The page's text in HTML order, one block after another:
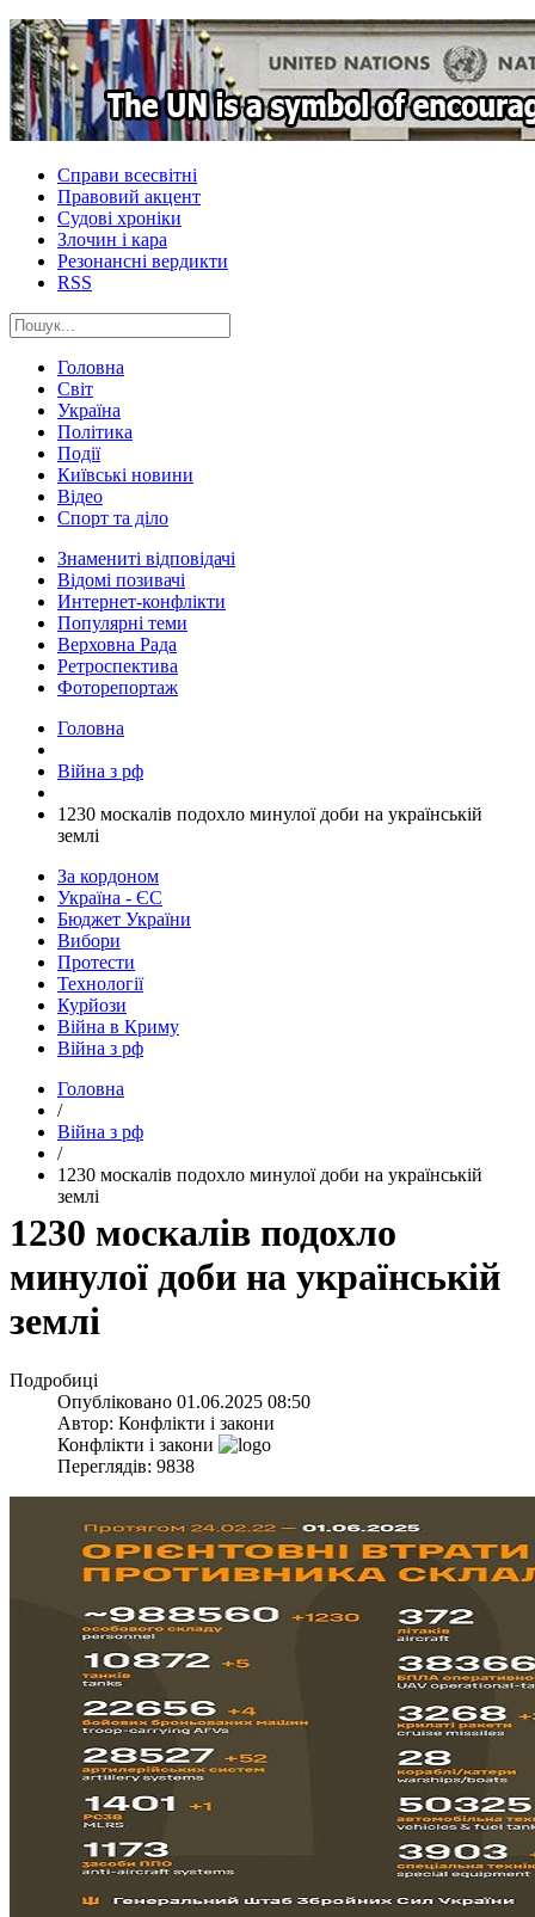
Справи всесвітні
Правовий акцент
Судові хроніки
Злочин і кара
Резонансні вердикти
RSS
Головна
Світ
Україна
Політика
Події
Київські новини
Відео
Спорт та діло
Знамениті відповідачі
Відомі позивачі
Интернет-конфлікти
Популярні теми
Верховна Рада
Ретроспектива
Фоторепортаж
Головна
Війна з рф
​1230 москалів подохло минулої доби на українській
землі
За кордоном
Україна - ЄС
Бюджет України
Вибори
Протести
Технології
Курйози
Війна в Криму
Війна з рф
Головна
/
Війна з рф
/
​1230 москалів подохло минулої доби на українській
землі
​1230 москалів подохло
минулої доби на українській
землі
Подробиці
Опубліковано 01.06.2025 08:50
Автор: Конфлікти і закони
Конфлікти і закони
Переглядів: 9838